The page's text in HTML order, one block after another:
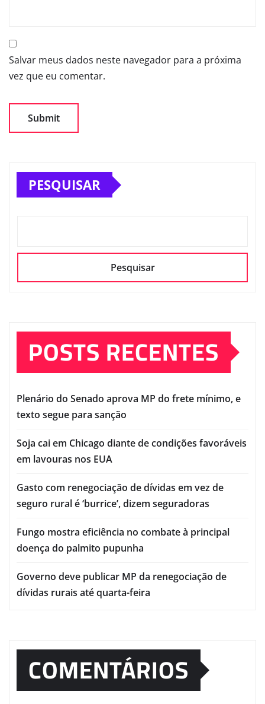
Salvar meus dados neste navegador para a próxima
vez que eu comentar.
PESQUISAR
Pesquisar
POSTS RECENTES
Plenário do Senado aprova MP do frete mínimo, e
texto segue para sanção
Soja cai em Chicago diante de condições favoráveis
em lavouras nos EUA
Gasto com renegociação de dívidas em vez de
seguro rural é ‘burrice’, dizem seguradoras
Fungo mostra eficiência no combate à principal
doença do palmito pupunha
Governo deve publicar MP da renegociação de
dívidas rurais até quarta-feira
COMENTÁRIOS